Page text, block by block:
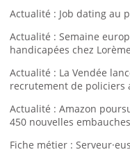
Actualité : Job dating au
Actualité : Semaine
handicapées chez Lorème
Actualité : La Vendée
recrutement de policiers
Actualité : Amazon
450 nouvelles
Fiche métier :